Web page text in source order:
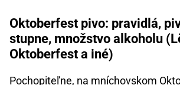
Oktoberfest pivo: pravidlá,
stupne, množstvo alkoholu
Oktoberfest a iné)
Pochopiteľne, na mníchovskom